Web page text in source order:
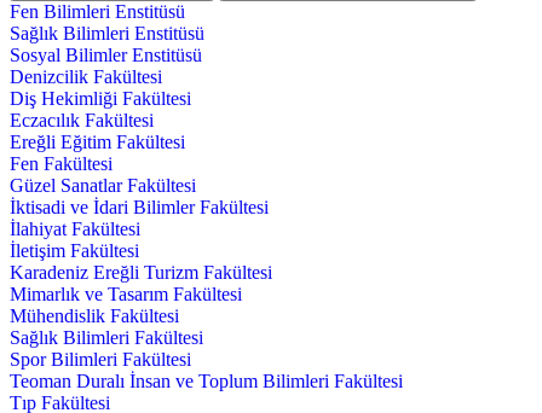
Fen Bilimleri Enstitüsü
Sağlık Bilimleri Enstitüsü
Sosyal Bilimler Enstitüsü
Denizcilik Fakültesi
Diş Hekimliği Fakültesi
Eczacılık Fakültesi
Ereğli Eğitim Fakültesi
Fen Fakültesi
Güzel Sanatlar Fakültesi
İktisadi ve İdari Bilimler Fakültesi
İlahiyat Fakültesi
İletişim Fakültesi
Karadeniz Ereğli Turizm Fakültesi
Mimarlık ve Tasarım Fakültesi
Mühendislik Fakültesi
Sağlık Bilimleri Fakültesi
Spor Bilimleri Fakültesi
Teoman Duralı İnsan ve Toplum Bilimleri Fakültesi
Tıp Fakültesi